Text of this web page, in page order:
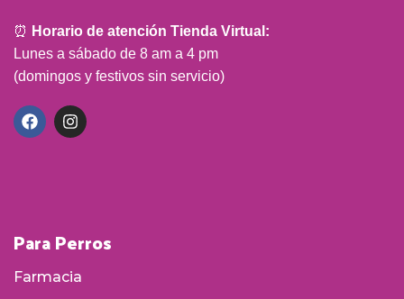
⏰ Horario de atención Tienda Virtual:
Lunes a sábado de 8 am a 4 pm
(domingos y festivos sin servicio)
Para Perros
Farmacia